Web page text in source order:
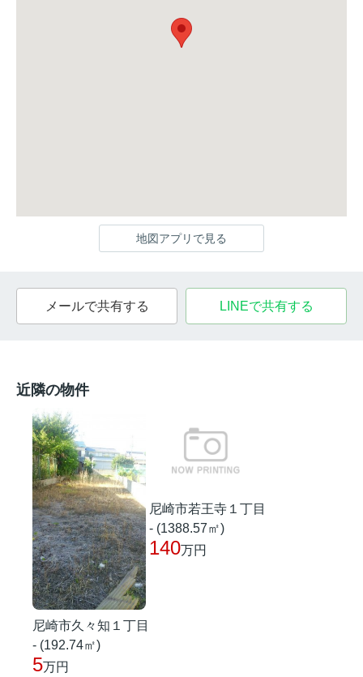
地図アプリで見る
メールで共有する LINEで共有する
近隣の物件
尼崎市久々知１丁目
- (192.74㎡)
5万円
尼崎市若王寺１丁目
- (1388.57㎡)
140万円